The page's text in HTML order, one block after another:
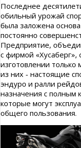
Последнее
обильный урожай
была заложена
постоянно
Предприятие,
с фирмой «Хусаберг»,
изготовлении только
из них - настоящие
эндуро и ралли
назначения с полным
которые могут
общего пользования.